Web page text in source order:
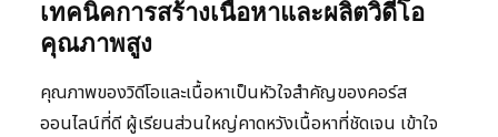
เทคนิคการสร้างเนื้อหาและผลิตวิดีโอ
คุณภาพสูง
คุณภาพของวิดีโอและเนื้อหาเป็นหัวใจสำคัญของคอร์ส
ออนไลน์ที่ดี ผู้เรียนส่วนใหญ่คาดหวังเนื้อหาที่ชัดเจน เข้าใจ